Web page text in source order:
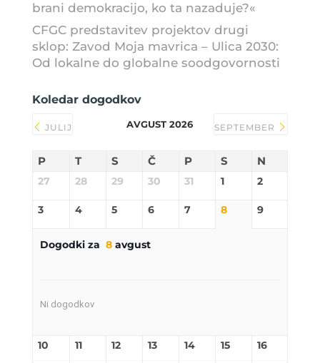
brani demokracijo, ko ta nazaduje?«
CFGC predstavitev projektov drugi
sklop: Zavod Moja mavrica – Ulica 2030:
Od lokalne do globalne soodgovornosti
Koledar dogodkov
JULIJ AVGUST 2026 SEPTEMBER
P T S Č P S N
27 28 29 30 31 1 2
3 4 5 6 7 8 9
Dogodki za 8avgust
Ni dogodkov
10 11 12 13 14 15 16